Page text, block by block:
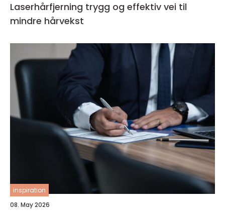
Laserhårfjerning trygg og effektiv vei til
mindre hårvekst
inspiration
08. May 2026